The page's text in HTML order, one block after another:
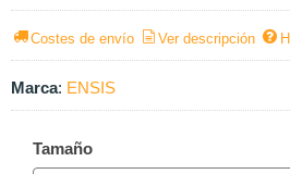
Costes de envío Ver descripción
Marca: ENSIS
Tamaño